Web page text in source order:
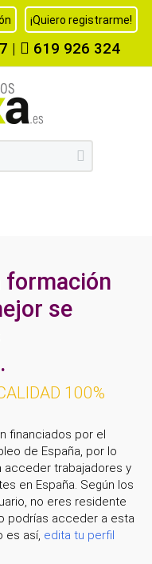
¡Quiero registrarme!
| 619 926 324
formación
se
100%
financiados por el
de España, por lo
acceder trabajadores y
en España. Según los
no eres residente
podrías acceder a esta
es así, edita tu perfil